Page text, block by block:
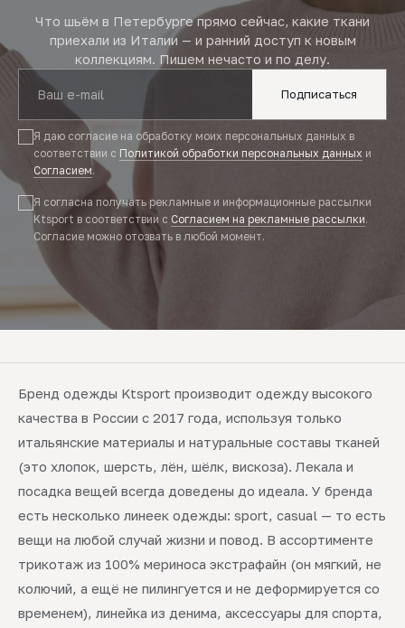
Что шьём в Петербурге прямо сейчас, какие ткани
приехали из Италии — и ранний доступ к новым
коллекциям. Пишем нечасто и по делу.
Подписаться
Я даю согласие на обработку моих персональных данных в
соответствии с Политикой обработки персональных данных и
Согласием.
Я согласна получать рекламные и информационные рассылки
Ktsport в соответствии с Согласием на рекламные рассылки.
Согласие можно отозвать в любой момент.
Бренд одежды Ktsport производит одежду высокого
качества в России с 2017 года, используя только
итальянские материалы и натуральные составы тканей
(это хлопок, шерсть, лён, шёлк, вискоза). Лекала и
посадка вещей всегда доведены до идеала. У бренда
есть несколько линеек одежды: sport, casual — то есть
вещи на любой случай жизни и повод. В ассортименте
трикотаж из 100% мериноса экстрафайн (он мягкий, не
колючий, а ещё не пилингуется и не деформируется со
временем), линейка из денима, аксессуары для спорта,